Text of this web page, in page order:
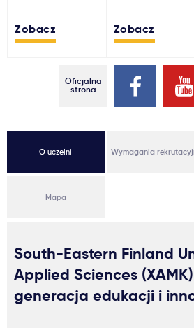
Aktualności
Zobacz Zobacz
Oficjalna
strona
O uczelni Wymagania
Mapa
South-Eastern Finland
Applied Sciences
generacja edukacji i